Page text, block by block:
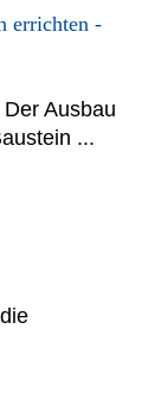
errichten -
Ausbau
...